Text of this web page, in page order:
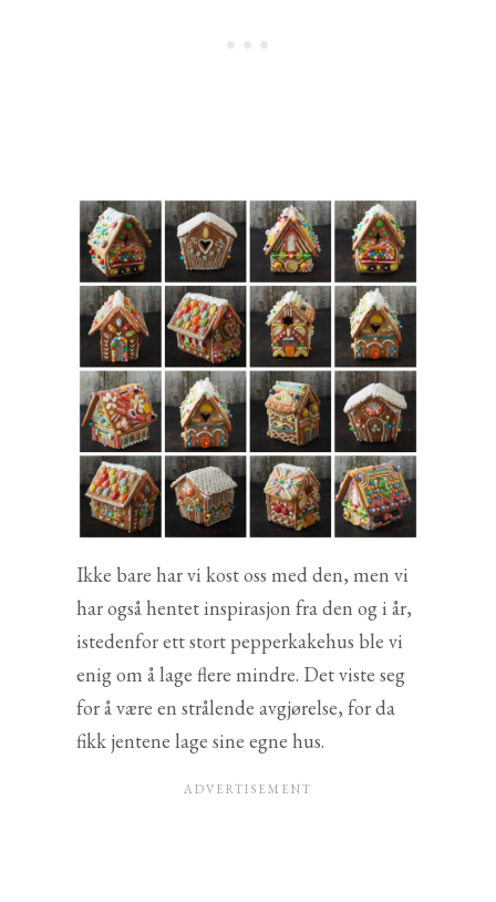
Ikke bare har vi kost oss med den, men vi
har også hentet inspirasjon fra den og i år,
istedenfor ett stort pepperkakehus ble vi
enig om å lage flere mindre. Det viste seg
for å være en strålende avgjørelse, for da
fikk jentene lage sine egne hus.